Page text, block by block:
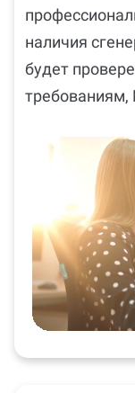
наличия
будет